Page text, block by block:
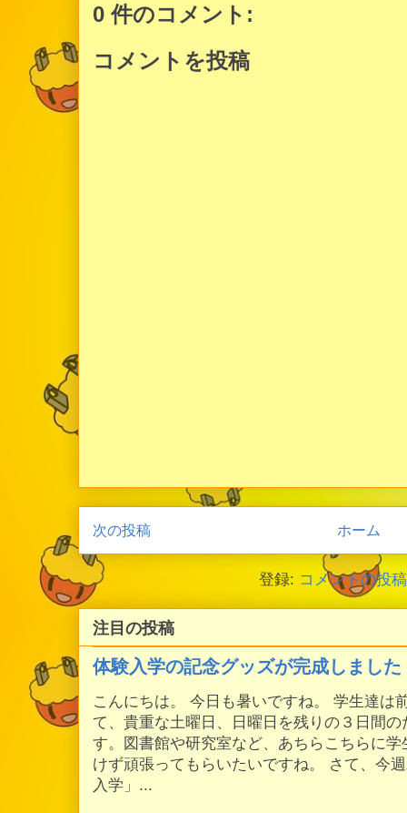
0 件のコメント:
コメントを投稿
次の投稿 ホーム
登録: コメントの投
注目の投稿
体験入学の記念グッズが完成しました
こんにちは。 今日も暑いですね。 学生達は
て、貴重な土曜日、日曜日を残りの３日間
す。図書館や研究室など、あちらこちらに
けず頑張ってもらいたいですね。 さて、今
入学」...